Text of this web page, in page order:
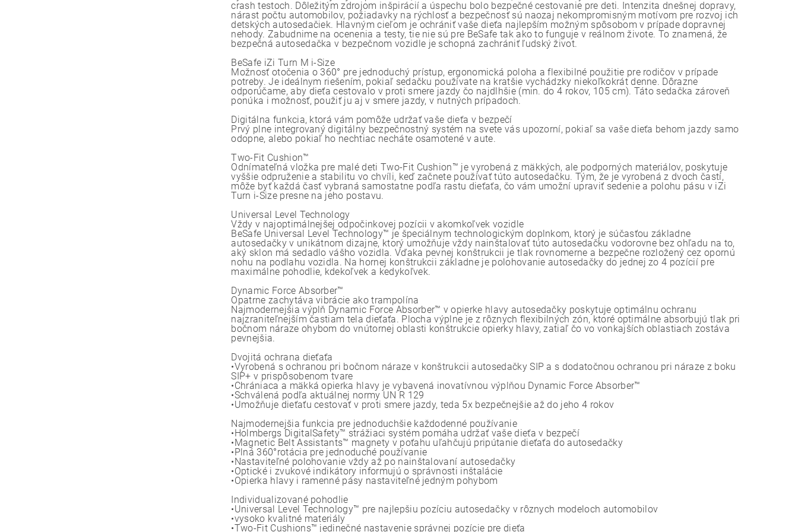
crash testoch. Dôležitým zdrojom inšpirácií a úspechu bolo bezpečné cestovanie pre deti. Intenzita dnešnej dopravy,
nárast počtu automobilov, požiadavky na rýchlosť a bezpečnosť sú naozaj nekompromisným motívom pre rozvoj ich
detských autosedačiek. Hlavným cieľom je ochrániť vaše dieťa najlepším možným spôsobom v prípade dopravnej
nehody. Zabudnime na ocenenia a testy, tie nie sú pre BeSafe tak ako to funguje v reálnom živote. To znamená, že
bezpečná autosedačka v bezpečnom vozidle je schopná zachrániť ľudský život.
BeSafe iZi Turn M i-Size
Možnosť otočenia o 360° pre jednoduchý prístup, ergonomická poloha a flexibilné použitie pre rodičov v prípade
potreby. Je ideálnym riešením, pokiaľ sedačku používate na kratšie vychádzky niekoľkokrát denne. Dôrazne
odporúčame, aby dieťa cestovalo v proti smere jazdy čo najdlhšie (min. do 4 rokov, 105 cm). Táto sedačka zároveň
ponúka i možnosť, použiť ju aj v smere jazdy, v nutných prípadoch.
Digitálna funkcia, ktorá vám pomôže udržať vaše dieťa v bezpečí
Prvý plne integrovaný digitálny bezpečnostný systém na svete vás upozorní, pokiaľ sa vaše dieťa behom jazdy samo
odopne, alebo pokiaľ ho nechtiac necháte osamotené v aute.
Two-Fit Cushion™
Odnímateľná vložka pre malé deti Two-Fit Cushion™ je vyrobená z mäkkých, ale podporných materiálov, poskytuje
vyššie odpruženie a stabilitu vo chvíli, keď začnete používať túto autosedačku. Tým, že je vyrobená z dvoch častí,
môže byť každá časť vybraná samostatne podľa rastu dieťaťa, čo vám umožní upraviť sedenie a polohu pásu v iZi
Turn i-Size presne na jeho postavu.
Universal Level Technology
Vždy v najoptimálnejšej odpočinkovej pozícii v akomkoľvek vozidle
BeSafe Universal Level Technology™ je špeciálnym technologickým doplnkom, ktorý je súčasťou základne
autosedačky v unikátnom dizajne, ktorý umožňuje vždy nainštalovať túto autosedačku vodorovne bez ohľadu na to,
aký sklon má sedadlo vášho vozidla. Vďaka pevnej konštrukcii je tlak rovnomerne a bezpečne rozložený cez opornú
nohu na podlahu vozidla. Na hornej konštrukcii základne je polohovanie autosedačky do jednej zo 4 pozícií pre
maximálne pohodlie, kdekoľvek a kedykoľvek.
Dynamic Force Absorber™
Opatrne zachytáva vibrácie ako trampolína
Najmodernejšia výplň Dynamic Force Absorber™ v opierke hlavy autosedačky poskytuje optimálnu ochranu
najzraniteľnejším častiam tela dieťaťa. Plocha výplne je z rôznych flexibilných zón, ktoré optimálne absorbujú tlak pri
bočnom náraze ohybom do vnútornej oblasti konštrukcie opierky hlavy, zatiaľ čo vo vonkajších oblastiach zostáva
pevnejšia.
Dvojitá ochrana dieťaťa
•Vyrobená s ochranou pri bočnom náraze v konštrukcii autosedačky SIP a s dodatočnou ochranou pri náraze z boku
SIP+ v prispôsobenom tvare
•Chrániaca a mäkká opierka hlavy je vybavená inovatívnou výplňou Dynamic Force Absorber™
•Schválená podľa aktuálnej normy UN R 129
•Umožňuje dieťaťu cestovať v proti smere jazdy, teda 5x bezpečnejšie až do jeho 4 rokov
Najmodernejšia funkcia pre jednoduchšie každodenné používanie
•Holmbergs DigitalSafety™ strážiaci systém pomáha udržať vaše dieťa v bezpečí
•Magnetic Belt Assistants™ magnety v poťahu uľahčujú pripútanie dieťaťa do autosedačky
•Plná 360°rotácia pre jednoduché používanie
•Nastaviteľné polohovanie vždy až po nainštalovaní autosedačky
•Optické i zvukové indikátory informujú o správnosti inštalácie
•Opierka hlavy i ramenné pásy nastaviteľné jedným pohybom
Individualizované pohodlie
•Universal Level Technology™ pre najlepšiu pozíciu autosedačky v rôznych modeloch automobilov
•vysoko kvalitné materiály
•Two-Fit Cushions™ jedinečné nastavenie správnej pozície pre dieťa